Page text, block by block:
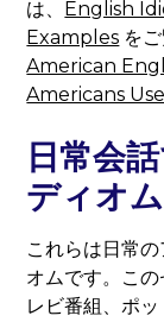
は、
English
Examples を
American
Americans Use
日常会
ディオム
これらは日常
オムです。こ
レビ番組、ポ